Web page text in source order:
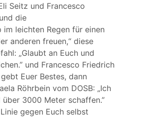
Seitz und Francesco
die
leichten Regen für einen
anderen freuen,“ diese
„Glaubt an Euch und
und Francesco Friedrich
Euer Bestes, dann
Röhrbein vom DOSB: „Ich
3000 Meter schaffen.”
gegen Euch selbst